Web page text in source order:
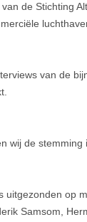
de Stichting
van de
wij de stemming
uitgezonden op
Samsom,